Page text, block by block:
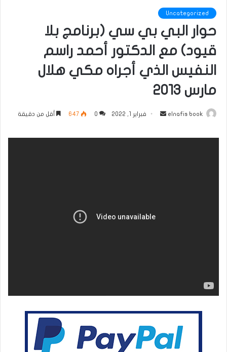
Uncategorized
حوار البي بي سي (برنامج بلا
قيود) مع الدكتور أحمد راسم
النفيس الذي أجراه مكي هلال
مارس 2013
elnafis book
أرسل
إلكترونيا
فبراير 1, 2022 0
647 أقل من دقيقة